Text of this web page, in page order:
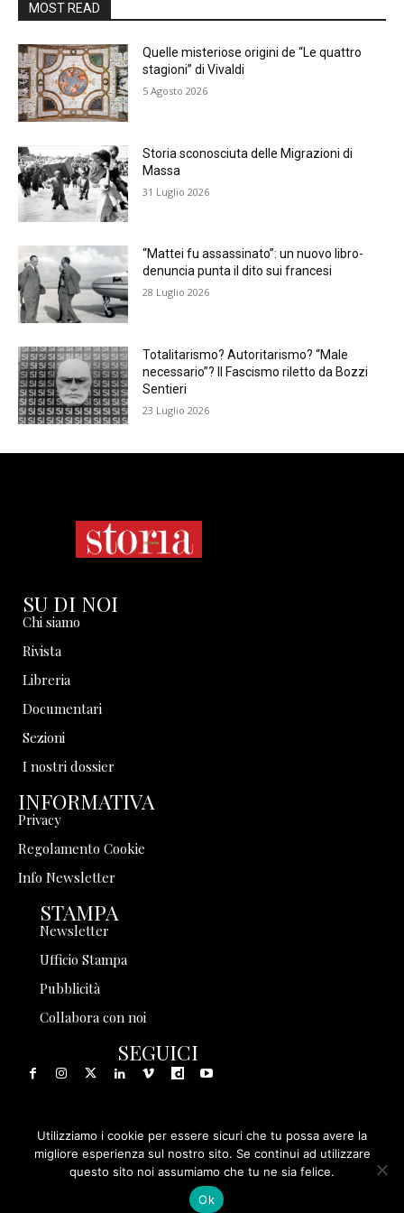
MOST READ
Quelle misteriose origini de “Le quattro
stagioni” di Vivaldi
5 Agosto 2026
Storia sconosciuta delle Migrazioni di
Massa
31 Luglio 2026
“Mattei fu assassinato”: un nuovo libro-
denuncia punta il dito sui francesi
28 Luglio 2026
Totalitarismo? Autoritarismo? “Male
necessario”? Il Fascismo riletto da Bozzi
Sentieri
23 Luglio 2026
SU DI NOI
Chi siamo
Rivista
Libreria
Documentari
Sezioni
I nostri dossier
INFORMATIVA
Privacy
Regolamento Cookie
Info Newsletter
STAMPA
Newsletter
Ufficio Stampa
Pubblicità
Collabora con noi
SEGUICI
© 1999 - 2025 Storia in Rete Srl - Tutti i diritti riservati - P.
IVA 08570971005
Utilizziamo i cookie per essere sicuri che tu possa avere la
migliore esperienza sul nostro sito. Se continui ad utilizzare
questo sito noi assumiamo che tu ne sia felice.
Ok